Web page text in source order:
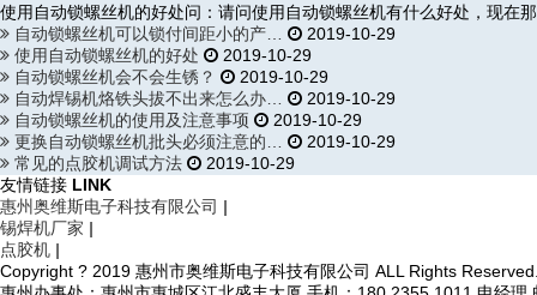
使用自动锁螺丝机的好处问：请问使用自动锁螺丝机有什么好处，现在
自动锁螺丝机可以锁付间距小的产…
2019-10-29
使用自动锁螺丝机的好处
2019-10-29
自动锁螺丝机会不会生锈？
2019-10-29
自动焊锡机烙铁头拔不出来怎么办…
2019-10-29
自动锁螺丝机的使用及注意事项
2019-10-29
更换自动锁螺丝机批头必须注意的…
2019-10-29
常见的点胶机调试方法
2019-10-29
友情链接 LINK
惠州奥维斯电子科技有限公司 |
锡焊机厂家 |
点胶机 |
Copyright ? 2019 惠州市奥维斯电子科技有限公司 ALL Rights